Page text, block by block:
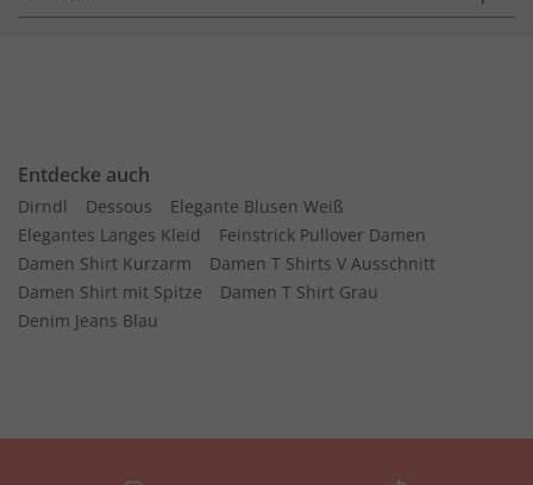
Entdecke auch
Dirndl Dessous
Elegante Blusen Weiß
Elegantes Langes Kleid
Feinstrick Pullover Damen
Damen Shirt Kurzarm
Damen T Shirts V Ausschnitt
Damen Shirt mit Spitze
Damen T Shirt Grau
Denim Jeans Blau